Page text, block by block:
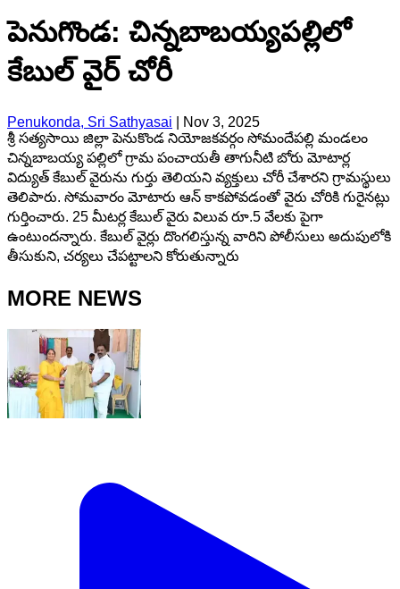
పెనుగొండ: చిన్నబాబయ్యపల్లిలో
కేబుల్ వైర్ చోరీ
Penukonda, Sri Sathyasai
Nov 3, 2025
శ్రీ సత్యసాయి జిల్లా పెనుకొండ నియోజకవర్గం సోమందేపల్లి మండలం
చిన్నబాబయ్య పల్లిలో గ్రామ పంచాయతీ తాగునీటి బోరు మోటార్ల
విద్యుత్ కేబుల్ వైరును గుర్తు తెలియని వ్యక్తులు చోరీ చేశారని గ్రామస్థులు
తెలిపారు. సోమవారం మోటారు ఆన్ కాకపోవడంతో వైరు చోరికి గురైనట్లు
గుర్తించారు. 25 మీటర్ల కేబుల్ వైరు విలువ రూ.5 వేలకు పైగా
ఉంటుందన్నారు. కేబుల్ వైర్లు దొంగలిస్తున్న వారిని పోలీసులు అదుపులోకి
తీసుకుని, చర్యలు చేపట్టాలని కోరుతున్నారు
MORE NEWS